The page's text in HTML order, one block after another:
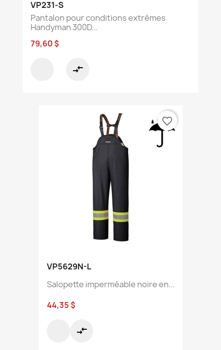
VP231-S
Pantalon pour conditions extrêmes
Handyman 300D...
79,60 $
compare_arrows
VP5629N-L
Salopette imperméable noire en...
44,35 $
compare_arrows
favorite_border